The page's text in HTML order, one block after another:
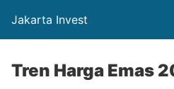
Jakarta Invest
Tren Harga Emas